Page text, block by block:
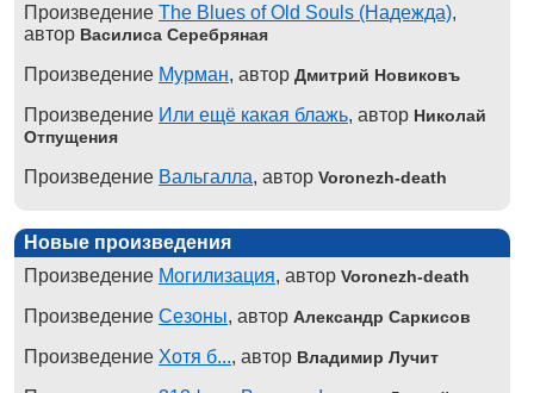
Произведение The Blues of Old Souls (Надежда),
автор Василиса Серебряная
Произведение Мурман, автор Дмитрий Новиковъ
Произведение Или ещё какая блажь, автор Николай
Отпущения
Произведение Вальгалла, автор Voronezh-death
Новые произведения
Произведение Могилизация, автор Voronezh-death
Произведение Сезоны, автор Александр Саркисов
Произведение Хотя б..., автор Владимир Лучит